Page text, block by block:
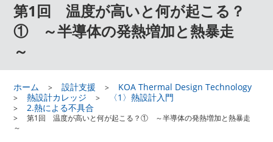
第1回 温度が高いと何が起こる？
① ～半導体の発熱増加と熱暴走
～
ホーム 設計支援
KOA Thermal Design Technology
熱設計カレッジ
〈1〉熱設計入門
2.熱による不具合
第1回 温度が高いと何が起こる？① ～半導体の発熱増加と熱暴走
～